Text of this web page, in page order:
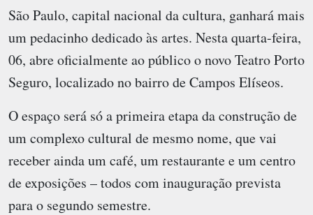
São Paulo, capital nacional da cultura, ganhará mais
um pedacinho dedicado às artes. Nesta quarta-feira,
06, abre oficialmente ao público o novo Teatro Porto
Seguro, localizado no bairro de Campos Elíseos.
O espaço será só a primeira etapa da construção de
um complexo cultural de mesmo nome, que vai
receber ainda um café, um restaurante e um centro
de exposições – todos com inauguração prevista
para o segundo semestre.